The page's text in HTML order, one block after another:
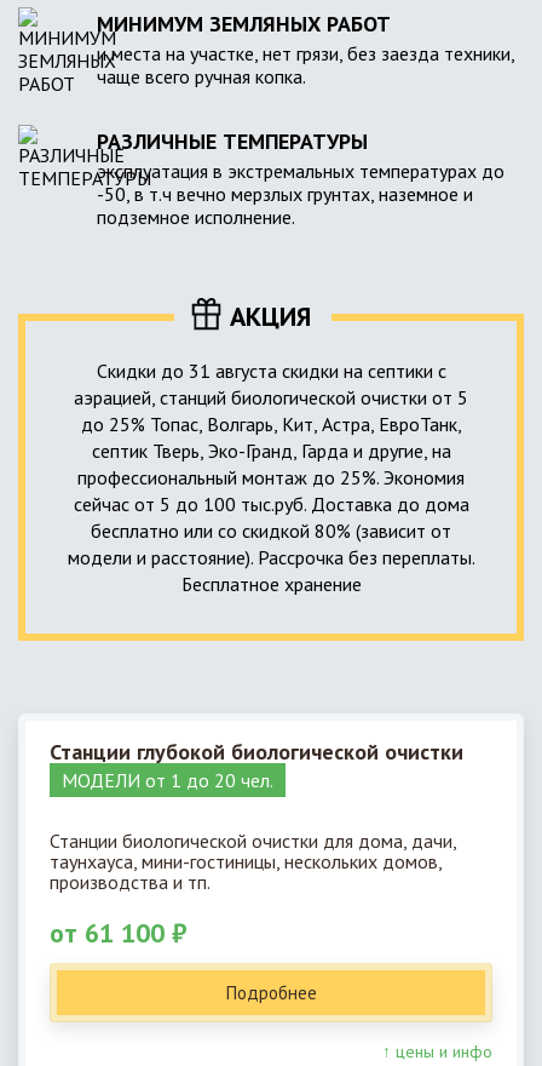
МИНИМУМ ЗЕМЛЯНЫХ РАБОТ
и места на участке, нет грязи, без заезда техники,
чаще всего ручная копка.
РАЗЛИЧНЫЕ ТЕМПЕРАТУРЫ
эксплуатация в экстремальных температурах до
-50, в т.ч вечно мерзлых грунтах, наземное и
подземное исполнение.
АКЦИЯ
Скидки до 31 августа скидки на септики с
аэрацией, станций биологической очистки от 5
до 25% Топас, Волгарь, Кит, Астра, ЕвроТанк,
септик Тверь, Эко-Гранд, Гарда и другие, на
профессиональный монтаж до 25%. Экономия
сейчас от 5 до 100 тыс.руб. Доставка до дома
бесплатно или со скидкой 80% (зависит от
модели и расстояние). Рассрочка без переплаты.
Бесплатное хранение
Станции глубокой биологической очистки
МОДЕЛИ от 1 до 20 чел.
Станции биологической очистки для дома, дачи,
таунхауса, мини-гостиницы, нескольких домов,
производства и тп.
от 61 100 ₽
Подробнее
↑ цены и инфо